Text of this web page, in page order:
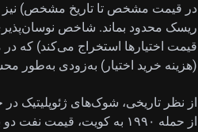
در قیمت مشخص تا تاریخ مشخص) نیز
(هزینه خرید اختیار) به‌زودی به‌طور
از نظر تاریخی، شوک‌های ژئوپلیتیک
از حمله ۱۹۹۰ به کویت،